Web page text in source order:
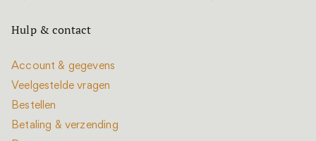
Hulp & contact
Account & gegevens
Veelgestelde vragen
Bestellen
Betaling & verzending